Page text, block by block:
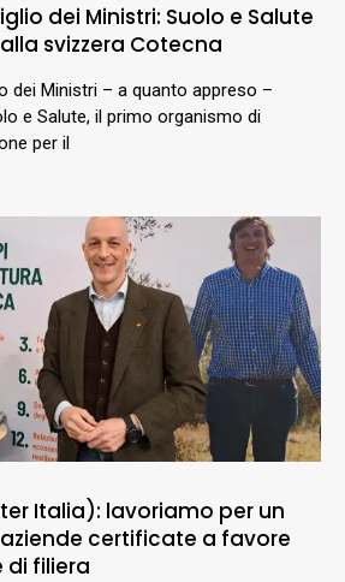
dei Ministri: Suolo e Salute
svizzera Cotecna
dei Ministri – a quanto appreso –
e Salute, il primo organismo di
per il
Italia): lavoriamo per un
certificate a favore
di filiera